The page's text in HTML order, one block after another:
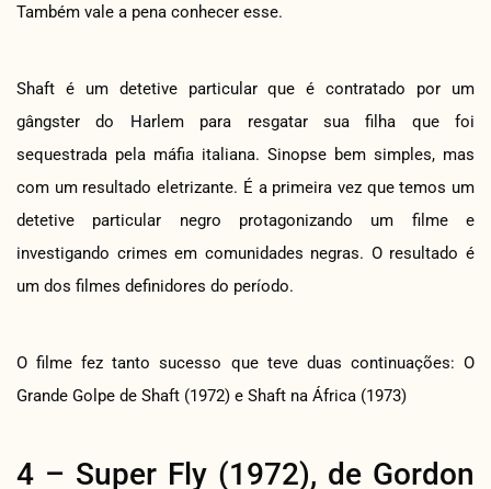
Também vale a pena conhecer esse.
Shaft é um detetive particular que é contratado por um
gângster do Harlem para resgatar sua filha que foi
sequestrada pela máfia italiana. Sinopse bem simples, mas
com um resultado eletrizante. É a primeira vez que temos um
detetive particular negro protagonizando um filme e
investigando crimes em comunidades negras. O resultado é
um dos filmes definidores do período.
O filme fez tanto sucesso que teve duas continuações: O
Grande Golpe de Shaft (1972) e Shaft na África (1973)
4 – Super Fly (1972), de Gordon